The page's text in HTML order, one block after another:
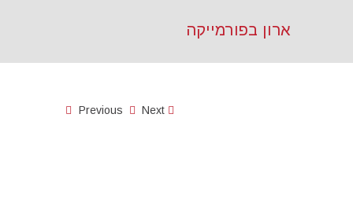
ארון בפורמייקה
Previous Next